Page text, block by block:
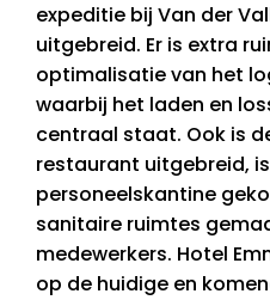
expeditie bij Van der
uitgebreid. Er is extra
optimalisatie van het
waarbij het laden en
centraal staat. Ook is
restaurant uitgebreid,
personeelskantine
sanitaire ruimtes
medewerkers. Hotel
op de huidige en